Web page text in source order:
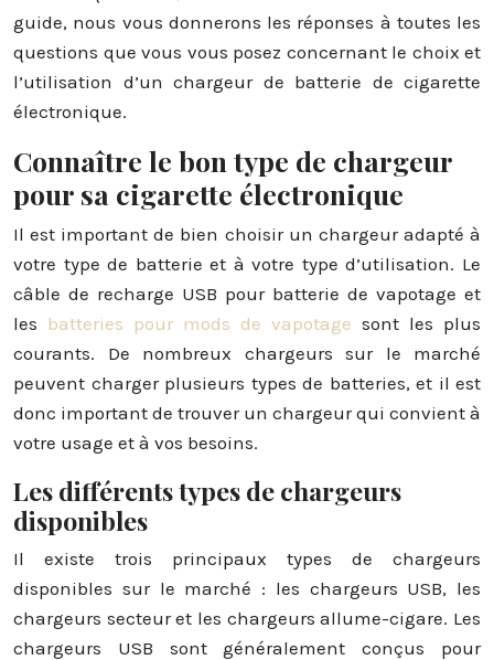
guide, nous vous donnerons les réponses à toutes les
questions que vous vous posez concernant le choix et
l’utilisation d’un chargeur de batterie de cigarette
électronique.
Connaître le bon type de chargeur
pour sa cigarette électronique
Il est important de bien choisir un chargeur adapté à
votre type de batterie et à votre type d’utilisation. Le
câble de recharge USB pour batterie de vapotage et
les batteries pour mods de vapotage sont les plus
courants. De nombreux chargeurs sur le marché
peuvent charger plusieurs types de batteries, et il est
donc important de trouver un chargeur qui convient à
votre usage et à vos besoins.
Les différents types de chargeurs
disponibles
Il existe trois principaux types de chargeurs
disponibles sur le marché : les chargeurs USB, les
chargeurs secteur et les chargeurs allume-cigare. Les
chargeurs USB sont généralement conçus pour